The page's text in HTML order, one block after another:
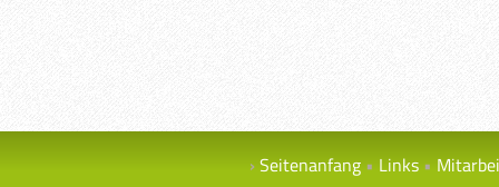
Seitenanfang Links